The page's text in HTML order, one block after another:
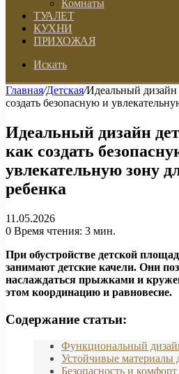
Комнаты
ТУАЛЕТ
КУХНИ
ПРИХОЖАЯ
Искать
Главная/Детская/Идеальный дизайн
создать безопасную и
Идеальный дизайн
как создать
увлекательную зону
ребенка
11.05.2026
0 Время чтения: 3 мин.
При обустройстве детской
занимают детские качели. Они
наслаждаться прыжками и
этом координацию и равновесие.
Содержание статьи:
Функциональный
Устойчивые материалы
Безопасность и комфорт